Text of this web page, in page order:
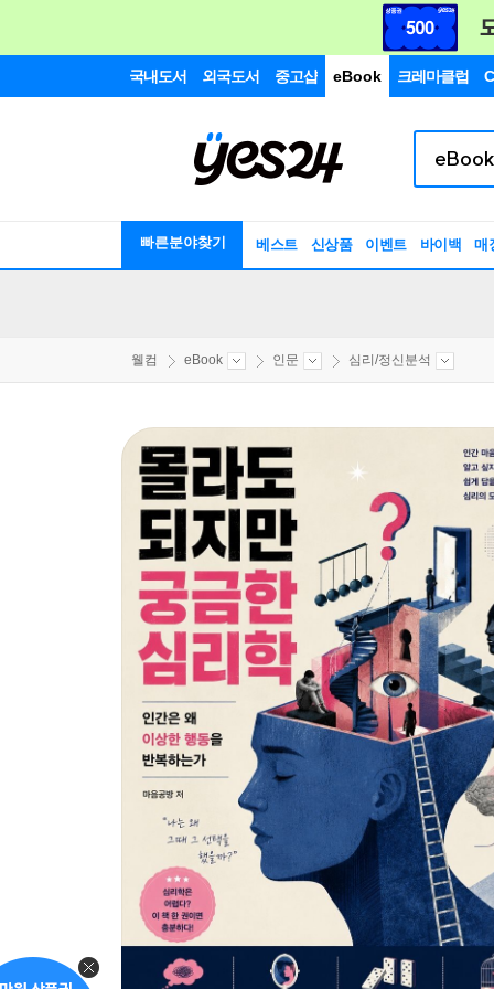
국내도서 외국도서 중고샵 eBook 크레마클럽
빠른분야찾기 베스트 신상품 이벤트 바이백 매
웰컴 eBook 인문 심리/정신분석